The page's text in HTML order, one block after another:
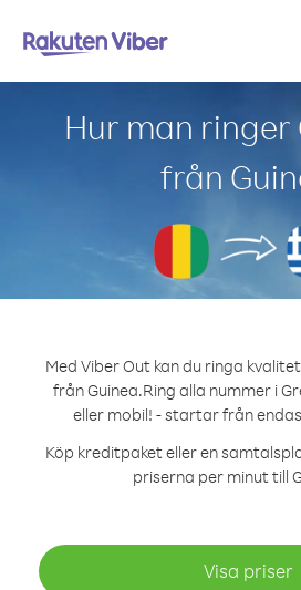
Hur man ringer
från
Med Viber Out kan du ringa
från Guinea.Ring alla nummer i
eller mobil! - startar från
Köp kreditpaket eller en
priserna per minut till
Visa priser